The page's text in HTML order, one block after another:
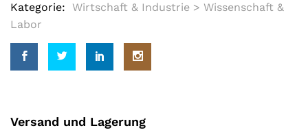
n
s
t
o
m
a
t
Kategorie:
Wirtschaft & Industrie > Wissenschaft &
Labor
Versand und Lagerung